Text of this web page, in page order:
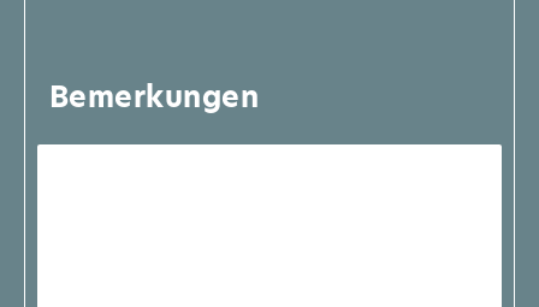
Bemerkungen